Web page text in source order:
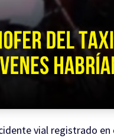
vial registrado